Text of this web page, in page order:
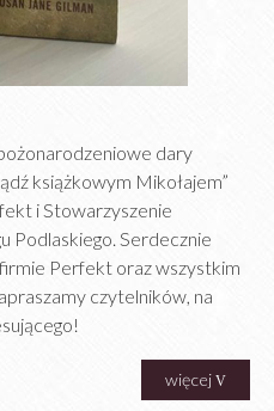
dary
książkowym Mikołajem”
i Stowarzyszenie
Podlaskiego. Serdecznie
Perfekt oraz wszystkim
czytelników, na
więcej